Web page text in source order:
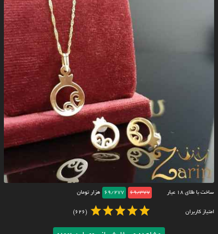
ساخت با طلای ۱۸ عیار 69/377
69/277 هزار تومان
امتیاز کاربران (626)